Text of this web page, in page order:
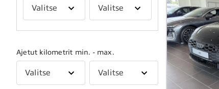
Valitse Valitse
Ajetut kilometrit min. - max.
Valitse Valitse